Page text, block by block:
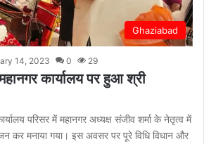
Ghaziabad
14, 2023 0 29
कार्यालय पर हुआ श्री
परिसर में महानगर अध्यक्ष संजीव शर्मा के नेतृत्व में
कर मनाया गया। इस अवसर पर पूरे विधि विधान और